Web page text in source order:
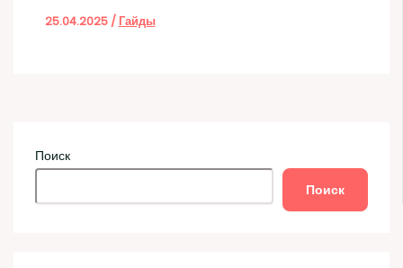
25.04.2025 / Гайды
Поиск
Поиск